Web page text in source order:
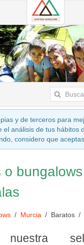
y de terceros para
el análisis de tus hábitos
considero que
o
Murcia Baratos
nuestra